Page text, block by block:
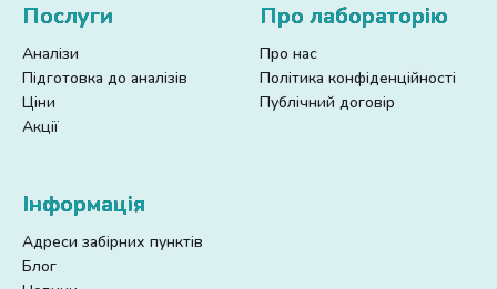
Послуги
Аналізи
Підготовка до аналізів
Ціни
Акції
Про лабораторію
Про нас
Політика конфіденційності
Публічний договір
Інформація
Адреси забірних пунктів
Блог